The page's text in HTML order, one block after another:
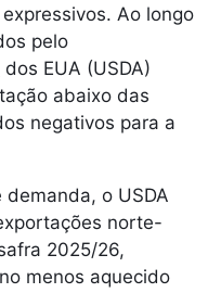
Ao longo
pelo
dos EUA (USDA)
abaixo das
negativos para a
o USDA
norte-
2025/26,
menos aquecido